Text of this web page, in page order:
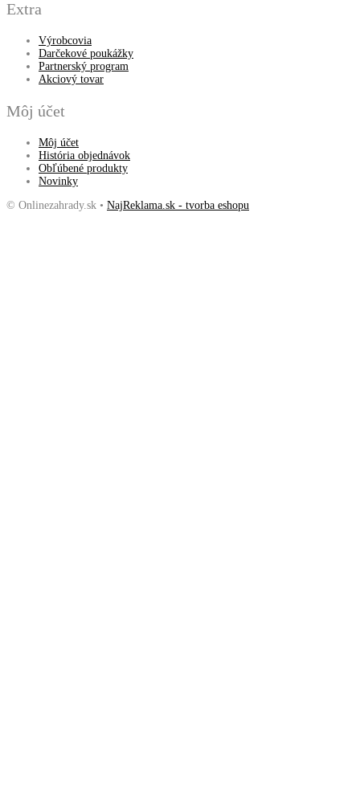
Extra
Výrobcovia
Darčekové poukážky
Partnerský program
Akciový tovar
Môj účet
Môj účet
História objednávok
Obľúbené produkty
Novinky
© Onlinezahrady.sk • NajReklama.sk - tvorba eshopu